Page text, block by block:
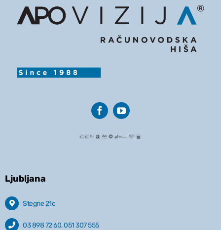
Ljubljana
Stegne 21c
03 898 72 60, 051 307 555